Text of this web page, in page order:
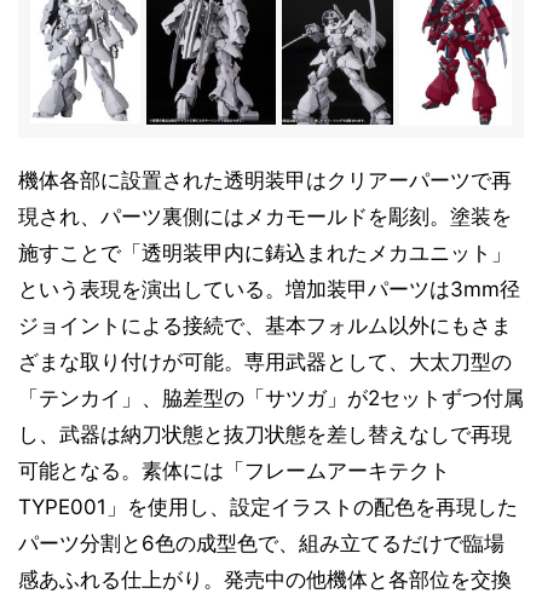
機体各部に設置された透明装甲はクリアーパーツで再
現され、パーツ裏側にはメカモールドを彫刻。塗装を
施すことで「透明装甲内に鋳込まれたメカユニット」
という表現を演出している。増加装甲パーツは3mm径
ジョイントによる接続で、基本フォルム以外にもさま
ざまな取り付けが可能。専用武器として、大太刀型の
「テンカイ」、脇差型の「サツガ」が2セットずつ付属
し、武器は納刀状態と抜刀状態を差し替えなしで再現
可能となる。素体には「フレームアーキテクト
TYPE001」を使用し、設定イラストの配色を再現した
パーツ分割と6色の成型色で、組み立てるだけで臨場
感あふれる仕上がり。発売中の他機体と各部位を交換